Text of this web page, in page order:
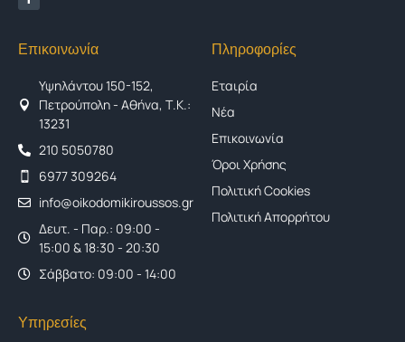
Επικοινωνία
Υψηλάντου 150-152,
Πετρούπολη - Αθήνα, Τ.Κ.:
13231
210 5050780
6977 309264
info@oikodomikiroussos.gr
Δευτ. - Παρ.: 09:00 -
15:00 & 18:30 - 20:30
Σάββατο: 09:00 - 14:00
Πληροφορίες
Εταιρία
Νέα
Επικοινωνία
Όροι Χρήσης
Πολιτική Cookies
Πολιτική Απορρήτου
Υπηρεσίες